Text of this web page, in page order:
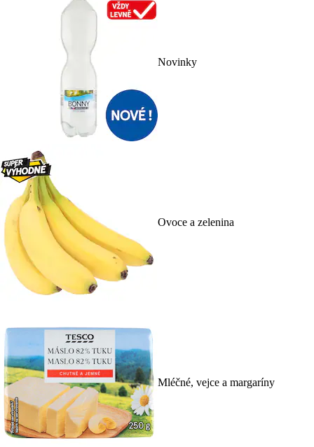
Novinky
Ovoce a zelenina
Mléčné, vejce a margaríny